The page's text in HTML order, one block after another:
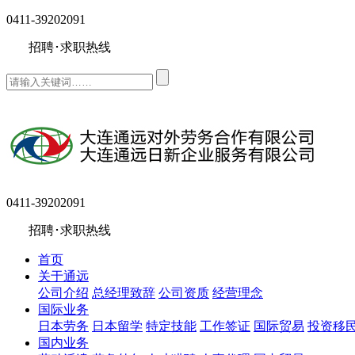
0411-39202091
招聘･求职热线
0411-39202091
招聘･求职热线
首页
关于通远
公司介绍 总经理致辞 公司资质 经营理念
国际业务
日本劳务 日本留学 特定技能 工作签证 国际贸易 投资移
国内业务